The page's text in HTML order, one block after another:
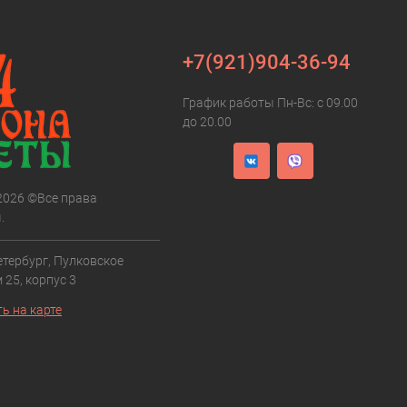
©Все права
Пулковское
корпус 3
на карте
+7(921)904-36-94
График работы Пн-Вс: с 09.00
до 20.00